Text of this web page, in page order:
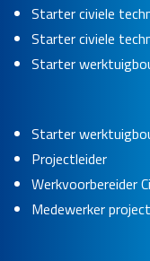
Starter civiele
Starter civiele
Starter
Starter
Projectleider
Werkvoorbereider
Medewerker